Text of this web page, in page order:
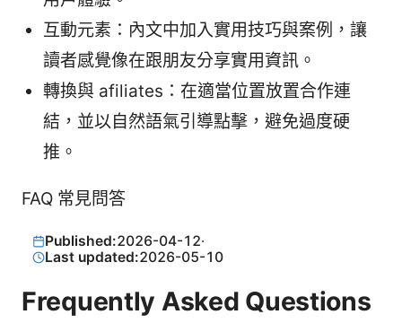
互動元素：內文中加入實用技巧與案例，讓
讀者感覺像在跟朋友分享實用資訊。
轉換與 afiliates：在適當位置放置合作連
結，並以自然語氣引導點擊，避免過度硬
推。
FAQ 常見問答
Published:2026-04-12·
Last updated:2026-05-10
Frequently Asked Questions